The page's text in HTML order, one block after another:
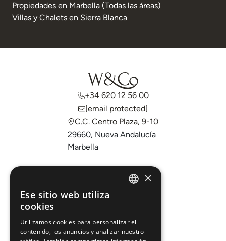
Propiedades en Marbella (Todas las áreas)
Villas y Chalets en Sierra Blanca
+34 620 12 56 00
[email protected]
C.C. Centro Plaza, 9-10
29660, Nueva Andalucía
Marbella
Sobre nosotros
Áreas
×
Ese sitio web utiliza
cookies
Utilizamos cookies para personalizar el
contenido, los anuncios y analizar nuestro